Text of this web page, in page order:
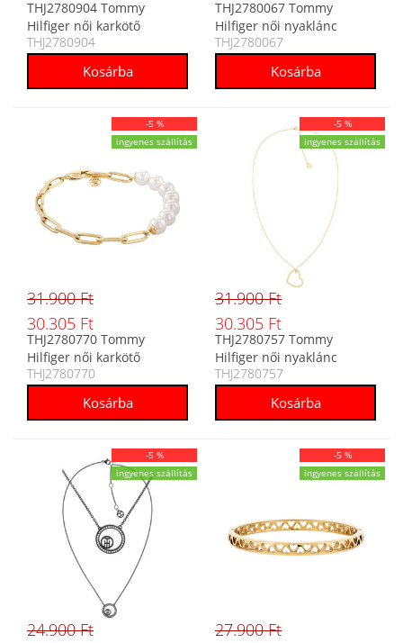
THJ2780904 Tommy
Hilfiger női karkötő
THJ2780904
THJ2780067 Tommy
Hilfiger női nyaklánc
THJ2780067
-5 %
ingyenes szállítás
31.900 Ft
30.305 Ft
THJ2780770 Tommy
Hilfiger női karkötő
THJ2780770
-5 %
ingyenes szállítás
31.900 Ft
30.305 Ft
THJ2780757 Tommy
Hilfiger női nyaklánc
THJ2780757
-5 %
ingyenes szállítás
24.900 Ft
-5 %
ingyenes szállítás
27.900 Ft